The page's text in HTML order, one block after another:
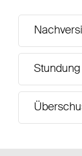
Stundung